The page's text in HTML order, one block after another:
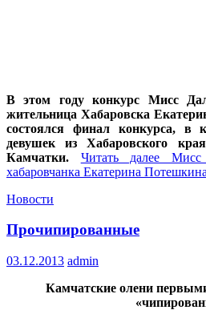
В этом году конкурс Мисс
жительница Хабаровска
состоялся финал конкурса, в
девушек из Хабаровского
Камчатки.
Читать далееМисс
хабаровчанка Екатерина Потешкина
Новости
Прочипированные
03.12.2013 admin
Камчатские олени